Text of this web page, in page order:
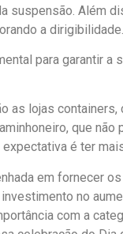
Além
a dirigibilidade.
para garantir a
as lojas
que
é ter
em fornecer
no
com a